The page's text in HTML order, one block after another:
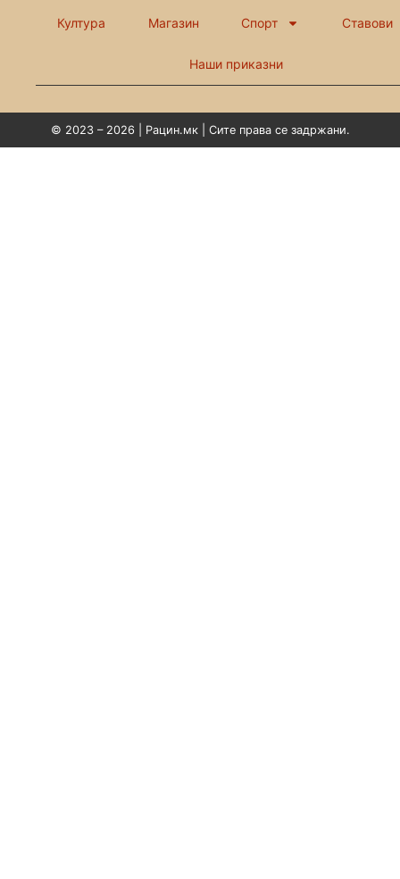
Култура Магазин Спорт Ставови
Наши приказни
© 2023 – 2026 | Рацин.мк | Сите права се задржани.